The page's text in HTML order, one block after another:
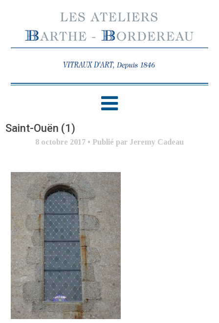
Saint-Ouën (1)
8 octobre 2017 • Publié par Jeremy Cadeau